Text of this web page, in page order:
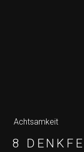
Achtsamkeit
8